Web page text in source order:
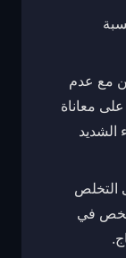
مع عدم
معاناة
الشديد
التخلص
في